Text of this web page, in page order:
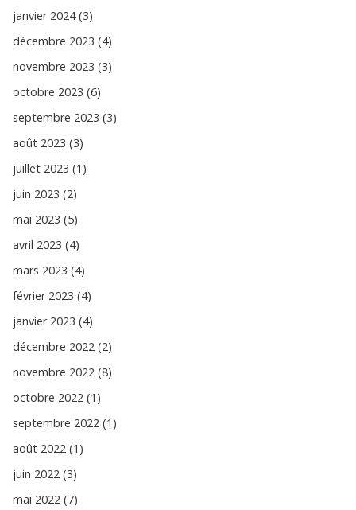
janvier 2024 (3)
décembre 2023 (4)
novembre 2023 (3)
octobre 2023 (6)
septembre 2023 (3)
août 2023 (3)
juillet 2023 (1)
juin 2023 (2)
mai 2023 (5)
avril 2023 (4)
mars 2023 (4)
février 2023 (4)
janvier 2023 (4)
décembre 2022 (2)
novembre 2022 (8)
octobre 2022 (1)
septembre 2022 (1)
août 2022 (1)
juin 2022 (3)
mai 2022 (7)